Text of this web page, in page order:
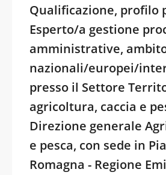
Qualificazione, profilo
Esperto/a gestione
amministrative,
nazionali/europei/
presso il Settore
agricoltura, caccia e
Direzione generale
e pesca, con sede in
Romagna - Regione